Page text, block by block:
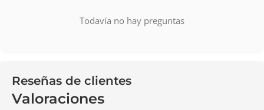
Todavía no hay preguntas
Reseñas de clientes
Valoraciones